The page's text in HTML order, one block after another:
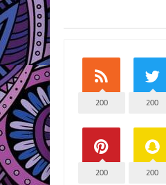
200
200
200
200